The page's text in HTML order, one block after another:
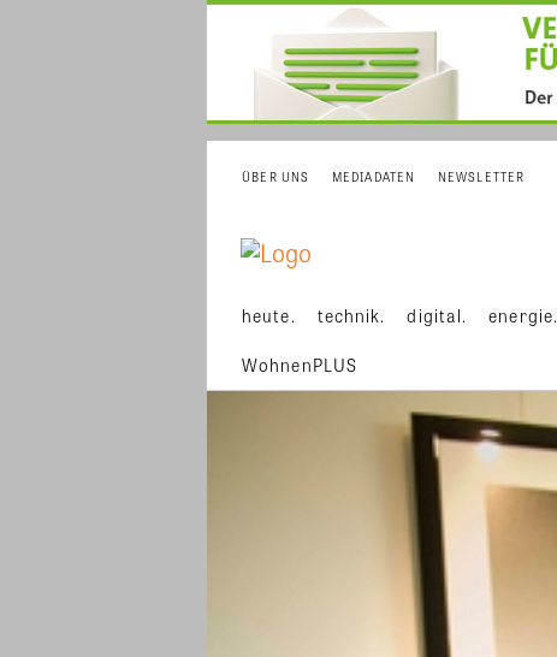
ÜBER UNS MEDIADATEN NEWSLETTER
heute. technik. digital. energie.
WohnenPLUS